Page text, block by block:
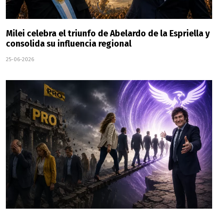
Milei celebra el triunfo de Abelardo de la Espriella y
consolida su influencia regional
25-06-2026